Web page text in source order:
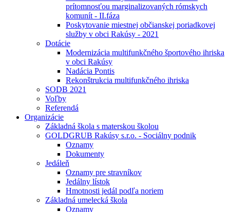
prítomnosťou marginalizovaných rómskych
komunít - II.fáza
Poskytovanie miestnej občianskej poriadkovej
služby v obci Rakúsy - 2021
Dotácie
Modernizácia multifunkčného športového ihriska
v obci Rakúsy
Nadácia Pontis
Rekonštrukcia multifunkčného ihriska
SODB 2021
Voľby
Referendá
Organizácie
Základná škola s materskou školou
GOLDGRUB Rakúsy s.r.o. - Sociálny podnik
Oznamy
Dokumenty
Jedáleň
Oznamy pre stravníkov
Jedálny lístok
Hmotnosti jedál podľa noriem
Základná umelecká škola
Oznamy